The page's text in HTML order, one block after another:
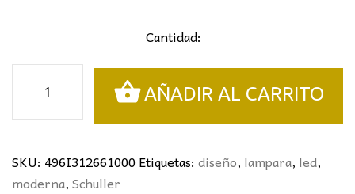
Cantidad:
LINEAL
3L.
NEGRO-
ÁMBAR
AÑADIR AL CARRITO
SKU: 496I312661000Etiquetas: diseño, lampara, led,
moderna,Schuller